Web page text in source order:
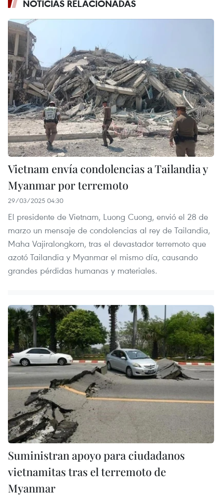
NOTICIAS RELACIONADAS
Vietnam envía condolencias a Tailandia y
Myanmar por terremoto
29/03/2025 04:30
El presidente de Vietnam, Luong Cuong, envió el 28 de
marzo un mensaje de condolencias al rey de Tailandia,
Maha Vajiralongkorn, tras el devastador terremoto que
azotó Tailandia y Myanmar el mismo día, causando
grandes pérdidas humanas y materiales.
Suministran apoyo para ciudadanos
vietnamitas tras el terremoto de
Myanmar